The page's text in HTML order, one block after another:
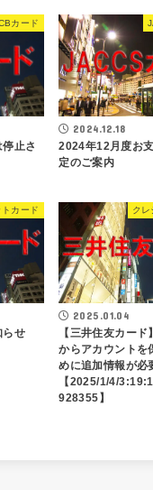
カード
⽌さ
2024.12.18
2024年12月度お
定のご案内
カード
らせ
クレ
2025.01.04
【三井住友カード
からアカウントを
めに追加情報が必
【2025/1/4/
928355】